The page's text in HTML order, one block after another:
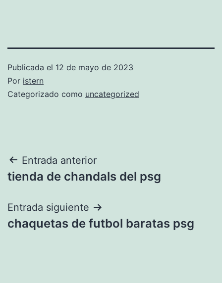
Publicada el 12 de mayo de 2023
Por istern
Categorizado como uncategorized
Navegación
de
entradas
Entrada anterior
tienda de chandals del psg
Entrada siguiente
chaquetas de futbol baratas psg